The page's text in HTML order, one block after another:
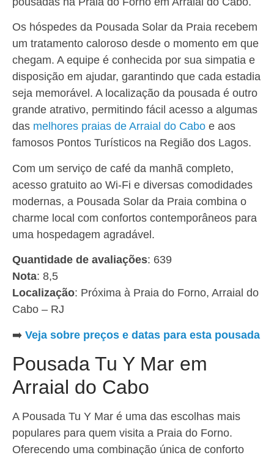
Os hóspedes da Pousada Solar da Praia recebem
um tratamento caloroso desde o momento em que
chegam. A equipe é conhecida por sua simpatia e
disposição em ajudar, garantindo que cada estadia
seja memorável. A localização da pousada é outro
grande atrativo, permitindo fácil acesso a algumas
das melhores praias de Arraial do Cabo e aos
famosos Pontos Turísticos na Região dos Lagos.
Com um serviço de café da manhã completo,
acesso gratuito ao Wi-Fi e diversas comodidades
modernas, a Pousada Solar da Praia combina o
charme local com confortos contemporâneos para
uma hospedagem agradável.
Quantidade de avaliações: 639
Nota: 8,5
Localização: Próxima à Praia do Forno, Arraial do
Cabo – RJ
➡️ Veja sobre preços e datas para esta pousada
Pousada Tu Y Mar em
Arraial do Cabo
A Pousada Tu Y Mar é uma das escolhas mais
populares para quem visita a Praia do Forno.
Oferecendo uma combinação única de conforto